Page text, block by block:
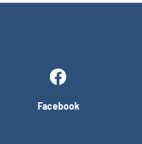
Facebook